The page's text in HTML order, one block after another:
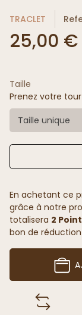
TRACLET
25,00 €
Taille
Prenez votre
Taille unique
En achetant ce
grâce à notre
totalisera 2
bon de